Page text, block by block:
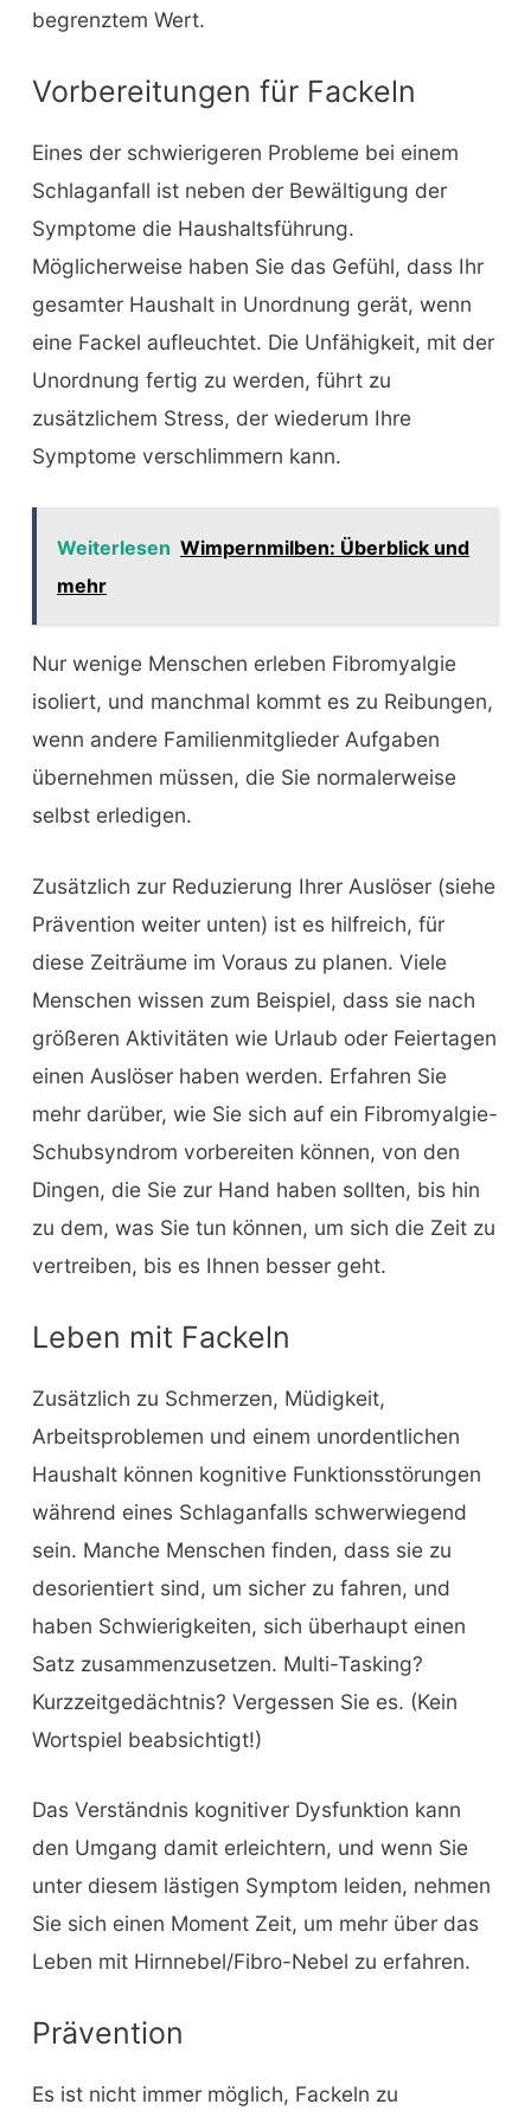
begrenztem Wert.
Vorbereitungen für Fackeln
Eines der schwierigeren Probleme bei einem
Schlaganfall ist neben der Bewältigung der
Symptome die Haushaltsführung.
Möglicherweise haben Sie das Gefühl, dass Ihr
gesamter Haushalt in Unordnung gerät, wenn
eine Fackel aufleuchtet. Die Unfähigkeit, mit der
Unordnung fertig zu werden, führt zu
zusätzlichem Stress, der wiederum Ihre
Symptome verschlimmern kann.
Weiterlesen Wimpernmilben: Überblick und
mehr
Nur wenige Menschen erleben Fibromyalgie
isoliert, und manchmal kommt es zu Reibungen,
wenn andere Familienmitglieder Aufgaben
übernehmen müssen, die Sie normalerweise
selbst erledigen.
Zusätzlich zur Reduzierung Ihrer Auslöser (siehe
Prävention weiter unten) ist es hilfreich, für
diese Zeiträume im Voraus zu planen. Viele
Menschen wissen zum Beispiel, dass sie nach
größeren Aktivitäten wie Urlaub oder Feiertagen
einen Auslöser haben werden. Erfahren Sie
mehr darüber, wie Sie sich auf ein Fibromyalgie-
Schubsyndrom vorbereiten können, von den
Dingen, die Sie zur Hand haben sollten, bis hin
zu dem, was Sie tun können, um sich die Zeit zu
vertreiben, bis es Ihnen besser geht.
Leben mit Fackeln
Zusätzlich zu Schmerzen, Müdigkeit,
Arbeitsproblemen und einem unordentlichen
Haushalt können kognitive Funktionsstörungen
während eines Schlaganfalls schwerwiegend
sein. Manche Menschen finden, dass sie zu
desorientiert sind, um sicher zu fahren, und
haben Schwierigkeiten, sich überhaupt einen
Satz zusammenzusetzen. Multi-Tasking?
Kurzzeitgedächtnis? Vergessen Sie es. (Kein
Wortspiel beabsichtigt!)
Das Verständnis kognitiver Dysfunktion kann
den Umgang damit erleichtern, und wenn Sie
unter diesem lästigen Symptom leiden, nehmen
Sie sich einen Moment Zeit, um mehr über das
Leben mit Hirnnebel/Fibro-Nebel zu erfahren.
Prävention
Es ist nicht immer möglich, Fackeln zu